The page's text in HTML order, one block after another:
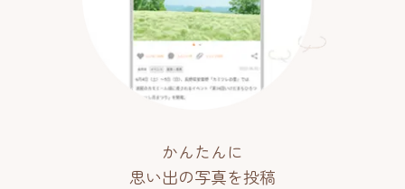
かんたんに
思い出の写真を投稿